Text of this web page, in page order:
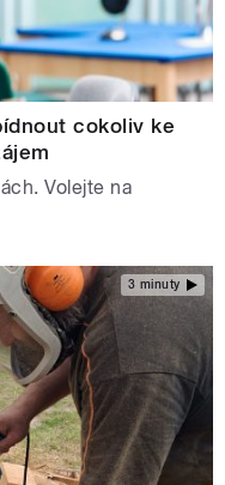
cokoliv ke
Volejte na
3 minuty